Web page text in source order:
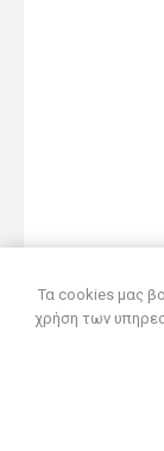
Τα cookies μας
χρήση των